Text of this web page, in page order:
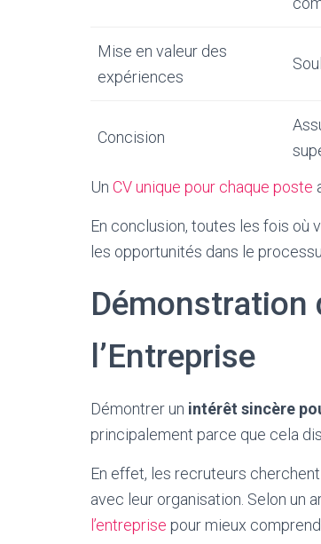
Mise en valeur des
expériences
Concision
Un CV unique pour chaque poste
En conclusion, toutes les fois où
les opportunités dans le
Démonstration
l’Entreprise
Démontrer un intérêt sincère
principalement parce que cela
En effet, les recruteurs
avec leur organisation. Selon un
l’entreprise pour mieux